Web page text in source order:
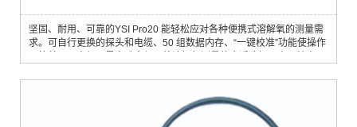
坚固、耐用、可靠的YSI Pro20 能轻松应对各种便携式溶解氧的测量需
求。可自行更换的探头和电缆、50 组数据内存、“一键校准”功能使操作
可存储50 组数据，无需手工记录数据4. 可选极谱法或原电池法传感器5.